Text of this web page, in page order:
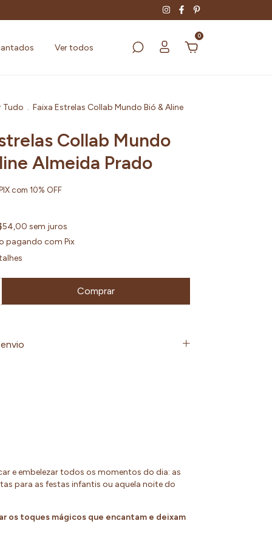
Ver todos
0
Tudo . Faixa Estrelas Collab Mundo Bió & Aline
Collab Mundo
Almeida Prado
com 10% OFF
sem juros
pagando com Pix
e embelezar todos os momentos do dia: as
para as festas infantis ou aquela noite do
os toques mágicos que encantam e deixam